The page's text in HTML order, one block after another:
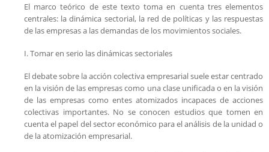
El marco teórico de este texto toma en cuenta tres elementos
centrales: la dinámica sectorial, la red de políticas y las respuestas
de las empresas a las demandas de los movimientos sociales.
I. Tomar en serio las dinámicas sectoriales
El debate sobre la acción colectiva empresarial suele estar centrado
en la visión de las empresas como una clase unificada o en la visión
de las empresas como entes atomizados incapaces de acciones
colectivas importantes. No se conocen estudios que tomen en
cuenta el papel del sector económico para el análisis de la unidad o
de la atomización empresarial.